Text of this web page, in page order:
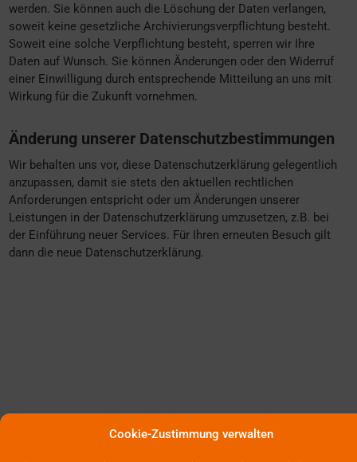
Cookie-Zustimmung verwalten
werden. Sie können auch die Löschung der Daten verlangen,
soweit keine gesetzliche Archivierungsverpflichtung besteht.
Soweit eine solche Verpflichtung besteht, sperren wir Ihre
Daten auf Wunsch. Sie können Änderungen oder den Widerruf
einer Einwilligung durch entsprechende Mitteilung an uns mit
Wirkung für die Zukunft vornehmen.
Änderung unserer Datenschutzbestimmungen
Wir behalten uns vor, diese Datenschutzerklärung gelegentlich
anzupassen, damit sie stets den aktuellen rechtlichen
Anforderungen entspricht oder um Änderungen unserer
Leistungen in der Datenschutzerklärung umzusetzen, z.B. bei
der Einführung neuer Services. Für Ihren erneuten Besuch gilt
dann die neue Datenschutzerklärung.